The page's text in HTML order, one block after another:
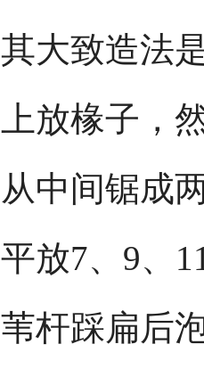
其大致造法
上放椽子，
从中间锯成
平放7、9、
苇杆踩扁后